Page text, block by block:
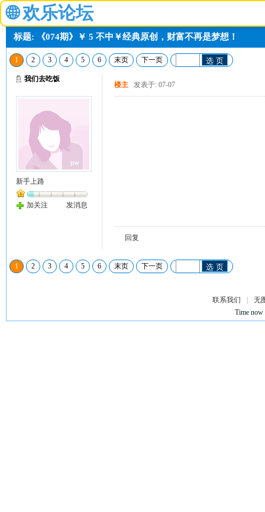
🌐 欢乐论坛
标题: 《074期》￥ 5 不中￥经典原创，财富不再是梦想！
1 2 3 4 5 6 末页 下一页 选 页
我们去吃饭
新手上路
加关注 发消息
楼主 发表于: 07-07
回复
1 2 3 4 5 6 末页 下一页 选 页
联系我们
无
Time now